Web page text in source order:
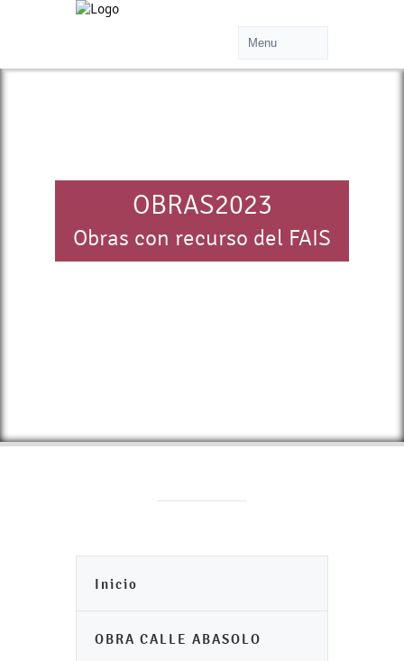
OBRAS2023
Obras con recurso del FAIS
Inicio
OBRA CALLE ABASOLO